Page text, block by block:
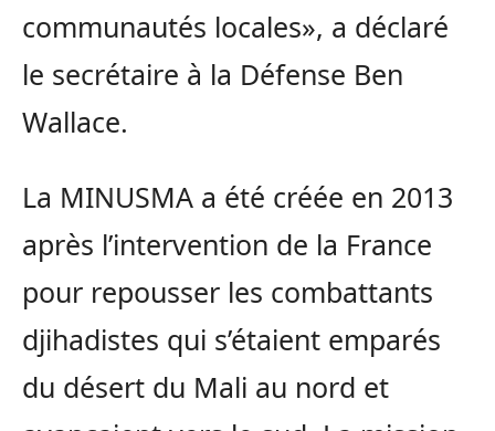
communautés locales», a déclaré
le secrétaire à la Défense Ben
Wallace.
La MINUSMA a été créée en 2013
après l’intervention de la France
pour repousser les combattants
djihadistes qui s’étaient emparés
du désert du Mali au nord et